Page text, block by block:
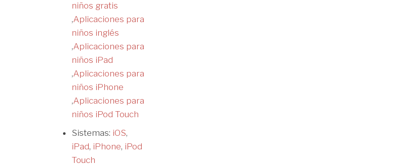
niños gratis
,Aplicaciones para
niños inglés
,Aplicaciones para
niños iPad
,Aplicaciones para
niños iPhone
,Aplicaciones para
niños iPod Touch
Sistemas: iOS,
iPad, iPhone, iPod
Touch